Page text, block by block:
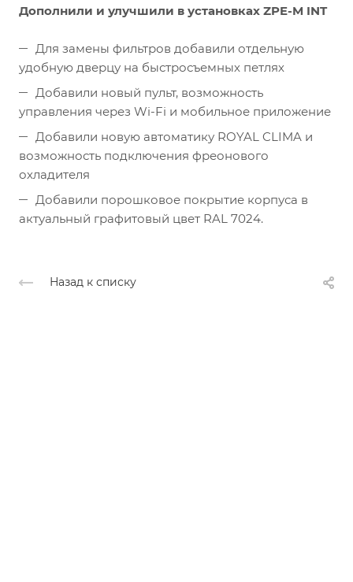
Дополнили и улучшили в установках ZPE-M INT
Для замены фильтров добавили отдельную
удобную дверцу на быстросъемных петлях
Добавили новый пульт, возможность
управления через Wi-Fi и мобильное приложение
Добавили новую автоматику ROYAL CLIMA и
возможность подключения фреонового
охладителя
Добавили порошковое покрытие корпуса в
актуальный графитовый цвет RAL 7024.
Назад к списку